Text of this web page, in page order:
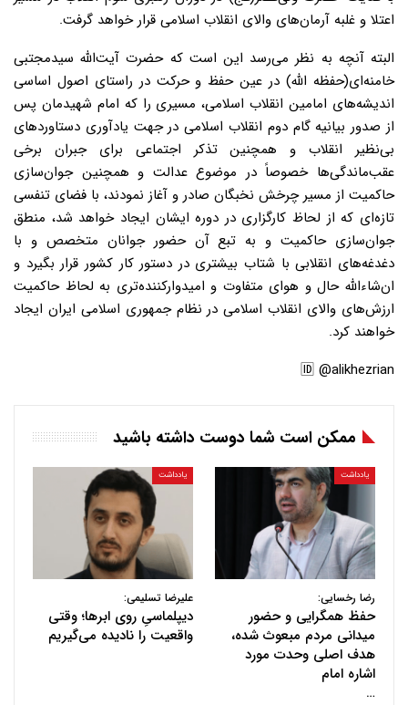
اعتلا و غلبه آرمان‌های والای انقلاب اسلامی قرار خواهد گرفت.
البته آنچه به نظر می‌رسد این است که حضرت آیت‌الله سیدمجتبی
خامنه‌ای(حفظه الله) در عین حفظ و حرکت در راستای اصول اساسی
اندیشه‌های امامین انقلاب اسلامی، مسیری را که امام شهیدمان پس
از صدور بیانیه گام دوم انقلاب اسلامی در جهت یادآوری دستاوردهای
بی‌نظیر انقلاب و همچنین تذکر اجتماعی برای جبران برخی
عقب‌ماندگی‌ها خصوصاً در موضوع عدالت و همچنین جوان‌سازی
حاکمیت از مسیر چرخش نخبگان صادر و آغاز نمودند، با فضای تنفسی
تازه‌ای که از لحاظ کارگزاری در دوره ایشان ایجاد خواهد شد، منطق
جوان‌سازی حاکمیت و به تبع آن حضور جوانان متخصص و با
دغدغه‌های انقلابی با شتاب بیشتری در دستور کار کشور قرار بگیرد و
ان‌شاءالله حال و هوای متفاوت و امیدوارکننده‌‌تری به لحاظ حاکمیت
ارزش‌های والای انقلاب اسلامی در نظام جمهوری اسلامی ایران ایجاد
خواهند کرد.
🆔 @alikhezrian
ممکن است شما دوست داشته باشید
یادداشت
رضا رخسایی:
حفظ همگرایی و حضور
میدانی مردم مبعوث شده،
هدف اصلی وحدت مورد
اشاره امام
…
یادداشت
علیرضا تسلیمی:
دیپلماسیِ روی ابرها؛ وقتی
واقعیت را نادیده می‌گیریم